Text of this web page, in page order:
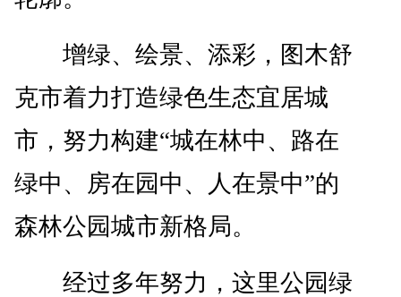
增绿、绘景、添彩，图木舒
克市着力打造绿色生态宜居城
市，努力构建“城在林中、路在
绿中、房在园中、人在景中”的
森林公园城市新格局。
经过多年努力，这里公园绿